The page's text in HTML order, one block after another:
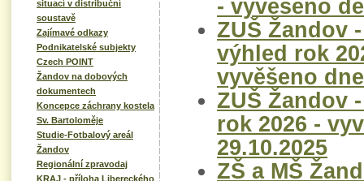
situací v distribuční
soustavě
Zajímavé odkazy
Podnikatelské subjekty
Czech POINT
Žandov na dobových
dokumentech
Koncepce záchrany kostela
Sv. Bartoloměje
Studie-Fotbalový areál
Žandov
Regionální zpravodaj
KRAJ - příloha Libereckého
- vyvěšeno
ZUŠ Žandov
výhled rok
vyvěšeno
ZUŠ Žandov
rok 2026 -
29.10.2025
ZŠ a MŠ